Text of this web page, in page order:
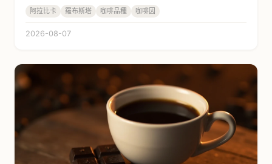
阿拉比卡 羅布斯塔 咖啡品種 咖啡因
2026-08-07